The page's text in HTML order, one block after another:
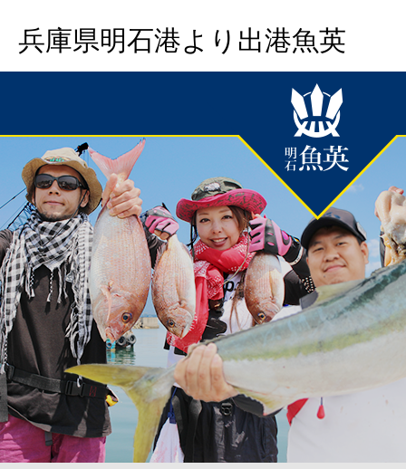
兵庫県明石港より出港魚英